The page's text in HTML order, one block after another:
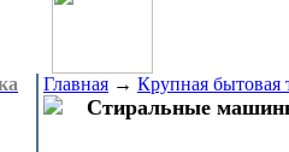
Главная → Крупная бытовая
Стиральные